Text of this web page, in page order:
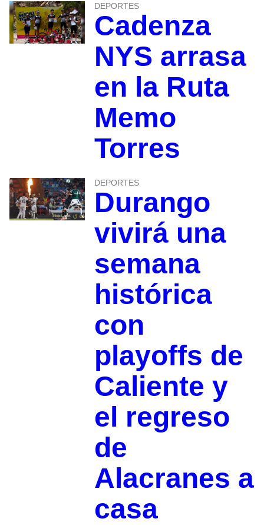
DEPORTES
Cadenza
NYS arrasa
en la Ruta
Memo
Torres
DEPORTES
Durango
vivirá una
semana
histórica
con
playoffs de
Caliente y
el regreso
de
Alacranes a
casa